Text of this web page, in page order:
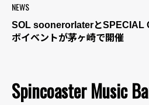
NEWS
SOL soonerorlaterとSPECIAL
ボイベントが茅ヶ崎で開催
Spincoaster Music